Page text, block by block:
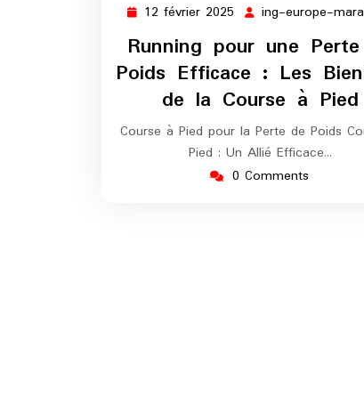
12 février 2025 12
2025
ing-europe-
Running pour une
Poids Efficace : Les
de la Course à Pied
Course à Pied pour la Perte de Poids
Pied : Un Allié Efficace…
0 Comments